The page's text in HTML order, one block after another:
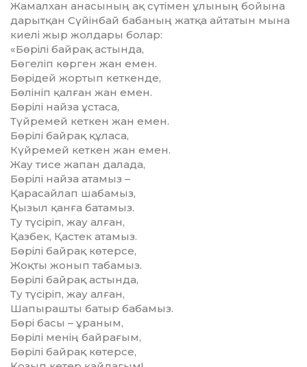
Жамалхан анасының ақ сүтімен ұлының бойына
дарытқан Сүйінбай бабаның жатқа айтатын мына
киелі жыр жолдары болар:
«Бөрілі байрақ астында,
Бөгеліп көрген жан емен.
Бөрідей жортып кеткенде,
Бөлініп қалған жан емен.
Бөрілі найза ұстаса,
Түйремей кеткен жан емен.
Бөрілі байрақ құласа,
Күйремей кеткен жан емен.
Жау тисе жапан далада,
Бөрілі найза атамыз –
Қарасайлап шабамыз,
Қызыл қанға батамыз.
Ту түсіріп, жау алған,
Қазбек, Қастек атамыз.
Бөрілі байрақ көтерсе,
Жоқты жонып табамыз.
Бөрілі байрақ астында,
Ту түсіріп, жау алған,
Шапырашты батыр бабамыз.
Бөрі басы – ұраным,
Бөрілі менің байрағым,
Бөрілі байрақ көтерсе,